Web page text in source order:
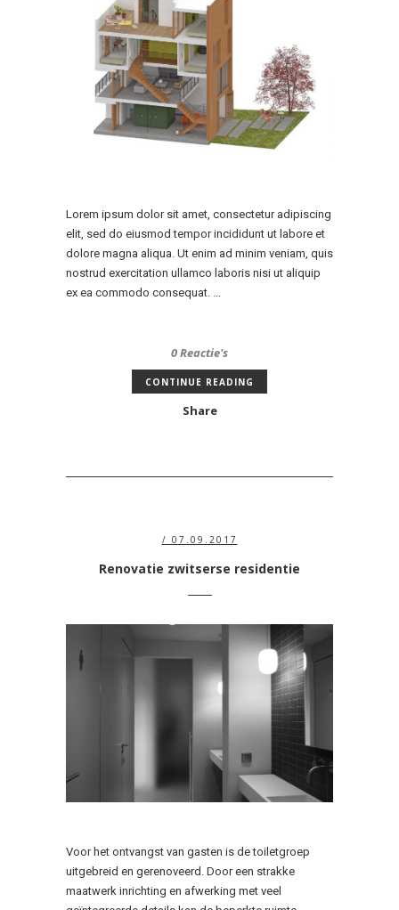
Lorem ipsum dolor sit amet, consectetur adipiscing
elit, sed do eiusmod tempor incididunt ut labore et
dolore magna aliqua. Ut enim ad minim veniam, quis
nostrud exercitation ullamco laboris nisi ut aliquip
ex ea commodo consequat. ...
0 Reactie's
CONTINUE READING
Share
/ 07.09.2017
Renovatie zwitserse residentie
Voor het ontvangst van gasten is de toiletgroep
uitgebreid en gerenoveerd. Door een strakke
maatwerk inrichting en afwerking met veel